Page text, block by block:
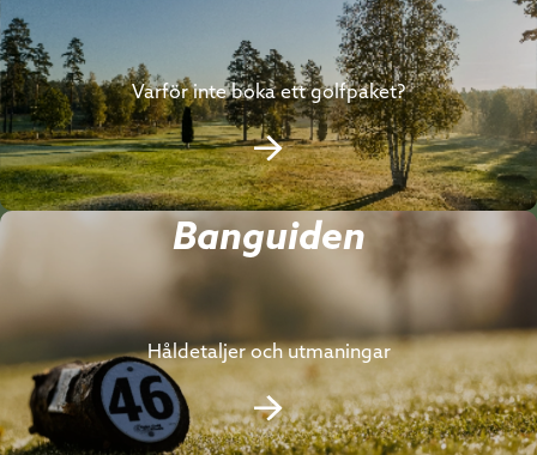
Varför inte boka ett golfpaket?
Banguiden
Håldetaljer och utmaningar